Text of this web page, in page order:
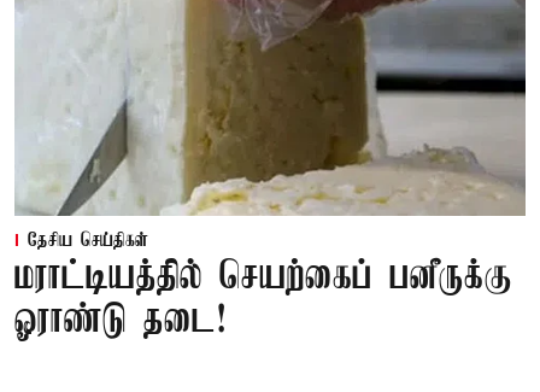
தேசிய செய்திகள்
மராட்டியத்தில் செயற்கைப் பனீருக்கு
ஓராண்டு தடை!